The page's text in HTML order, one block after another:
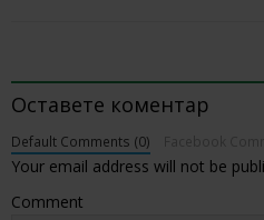
Оставете коментар
Default Comments (0)
Your email address will not be
Comment